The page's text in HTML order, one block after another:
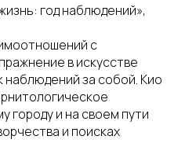
год наблюдений»,
с
в искусстве
наблюдений за собой. Кио
городу и на своем пути
и поисках